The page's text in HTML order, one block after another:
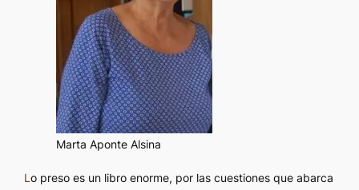
Marta Aponte Alsina
Lo preso es un libro enorme, por las cuestiones que abarca